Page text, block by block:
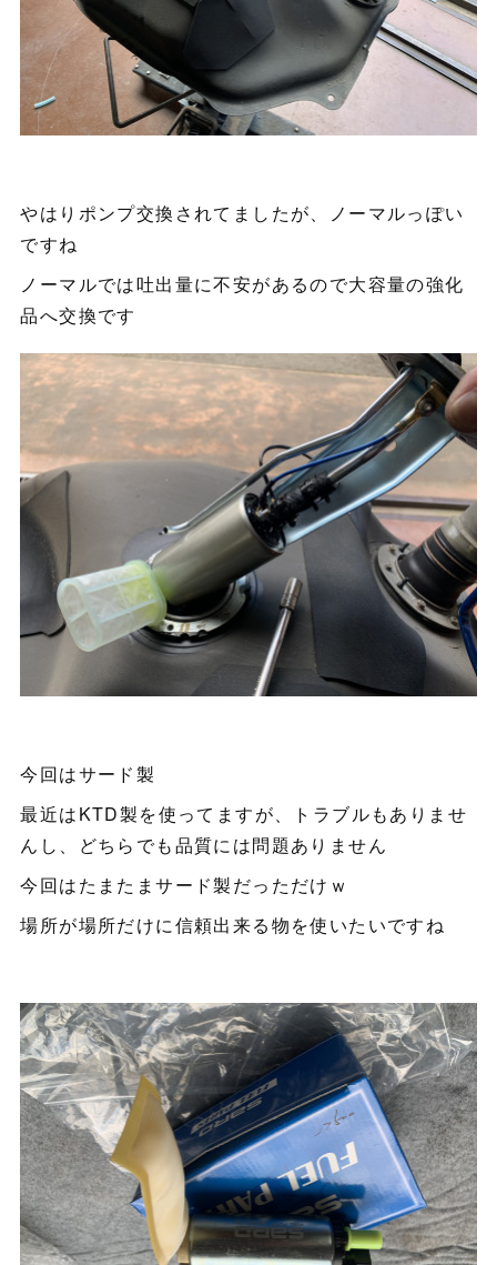
やはりポンプ交換されてましたが、ノーマルっぽい
ですね
ノーマルでは吐出量に不安があるので大容量の強化
品へ交換です
今回はサード製
最近はKTD製を使ってますが、トラブルもありませ
んし、どちらでも品質には問題ありません
今回はたまたまサード製だっただけｗ
場所が場所だけに信頼出来る物を使いたいですね